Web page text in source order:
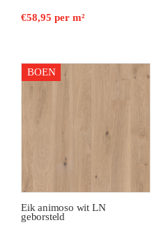
€58,95 per m²
BOEN
Eik animoso wit LN
geborsteld